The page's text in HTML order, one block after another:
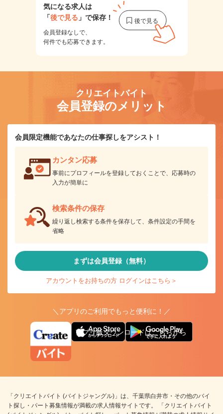
気になる求人は
「後で見る 」で保存！
会員登録なしで、
何件でも応募できます。
クリエイトバイト
会員登録のメリット
会員限定機能であなたの仕事探しをアシスト！
カンタン応募
事前にプロフィールを登録しておくことで、応募時の
入力が簡単に
検索条件の保存
繰り返し検索する条件を保存して、条件設定の手間を
省略
まずは会員登録（無料）
アカウントをお持ちの方 ログインはこちら＞
＼アプリのご利用でもっと便利に！／
アプリ版ダウンロードはこちらから
「クリエイトバイト (バイトジャングル)」は、千葉県白井市・その他のバイ
ト探し・パート募集情報が満載の求人情報サイトです。 「クリエイトバイト